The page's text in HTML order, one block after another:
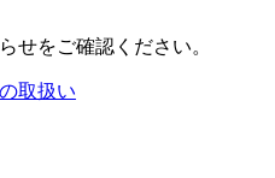
せをご確認ください。
取扱い